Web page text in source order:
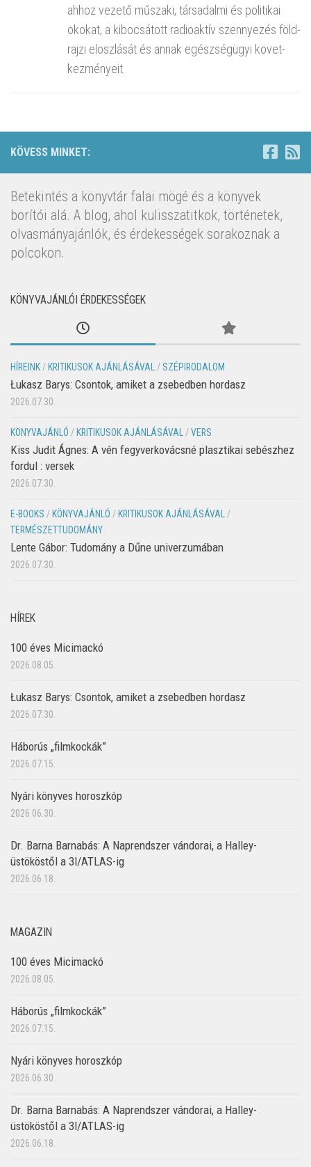
ahhoz ve­ze­tő mű­sza­ki, tár­sa­dal­mi és po­li­ti­kai
oko­kat, a ki­bo­csá­tott ra­dio­ak­tív szennye­zés föld­
raj­zi el­osz­lá­sát és annak egész­ség­ügyi kö­vet­
kez­mé­nye­it.
KÖVESS MINKET:
Betekintés a könyvtár falai mögé és a könyvek
borítói alá. A blog, ahol kulisszatitkok, történetek,
olvasmányajánlók, és érdekességek sorakoznak a
polcokon.
KÖNYVAJÁNLÓI ÉRDEKESSÉGEK
HÍREINK / KRITIKUSOK AJÁNLÁSÁVAL / SZÉPIRODALOM
Łukasz Barys: Csontok, amiket a zsebedben hordasz
2026.07.30.
KÖNYVAJÁNLÓ / KRITIKUSOK AJÁNLÁSÁVAL /VERS
Kiss Judit Ágnes: A vén fegyverkovácsné plasztikai sebészhez
fordul : versek
2026.07.30.
E-BOOKS / KÖNYVAJÁNLÓ / KRITIKUSOK AJÁNLÁSÁVAL
/
TERMÉSZETTUDOMÁNY
Lente Gábor: Tudomány a Dűne univerzumában
2026.07.30.
HÍREK
100 éves Micimackó
2026.08.05.
Łukasz Barys: Csontok, amiket a zsebedben hordasz
2026.07.30.
Háborús „filmkockák”
2026.07.15.
Nyári könyves horoszkóp
2026.06.30.
Dr. Barna Barnabás: A Naprendszer vándorai, a Halley-
üstököstől a 3I/ATLAS-ig
2026.06.18.
MAGAZIN
100 éves Micimackó
2026.08.05.
Háborús „filmkockák”
2026.07.15.
Nyári könyves horoszkóp
2026.06.30.
Dr. Barna Barnabás: A Naprendszer vándorai, a Halley-
üstököstől a 3I/ATLAS-ig
2026.06.18.